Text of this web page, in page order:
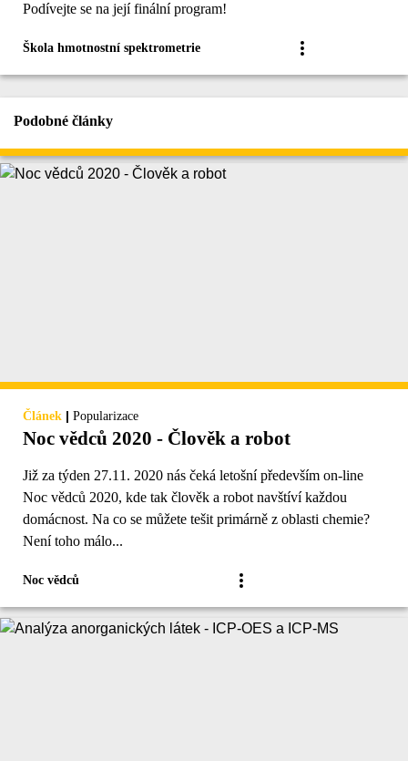
Podívejte se na její finální program!
Škola hmotnostní spektrometrie
Podobné články
Článek | Popularizace
Noc vědců 2020 - Člověk a robot
Již za týden 27.11. 2020 nás čeká letošní především on-line
Noc vědců 2020, kde tak člověk a robot navštíví každou
domácnost. Na co se můžete tešit primárně z oblasti chemie?
Není toho málo...
Noc vědců